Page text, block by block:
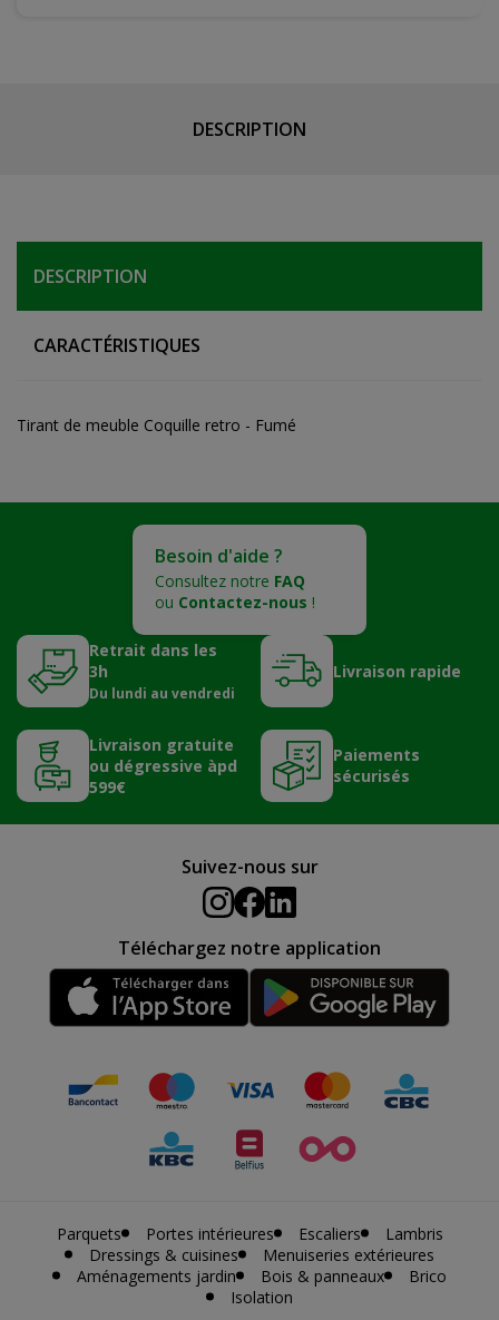
DESCRIPTION
DESCRIPTION
CARACTÉRISTIQUES
Tirant de meuble Coquille retro - Fumé
Besoin d'aide ?
Consultez notre FAQ
ou Contactez-nous !
Retrait dans les
3h
Du lundi au vendredi
Livraison rapide
Livraison gratuite
ou dégressive àpd
599€
Paiements
sécurisés
Suivez-nous sur
Téléchargez notre application
Parquets Portes intérieures Escaliers
Lambris
Dressings & cuisines
Menuiseries extérieures
Aménagements jardin
Bois & panneaux
Brico
Isolation